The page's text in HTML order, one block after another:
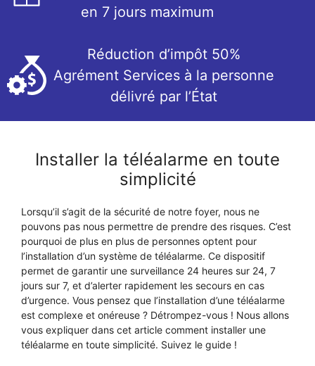
en 7 jours maximum
Réduction d’impôt 50%
Agrément Services à la personne
délivré par l’État
Installer la téléalarme en toute
simplicité
Lorsqu’il s’agit de la sécurité de notre foyer, nous ne
pouvons pas nous permettre de prendre des risques. C’est
pourquoi de plus en plus de personnes optent pour
l’installation d’un système de téléalarme. Ce dispositif
permet de garantir une surveillance 24 heures sur 24, 7
jours sur 7, et d’alerter rapidement les secours en cas
d’urgence. Vous pensez que l’installation d’une téléalarme
est complexe et onéreuse ? Détrompez-vous ! Nous allons
vous expliquer dans cet article comment installer une
téléalarme en toute simplicité. Suivez le guide !